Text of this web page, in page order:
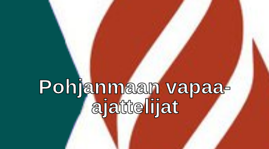
Pohjanmaan vapaa-
ajattelijat